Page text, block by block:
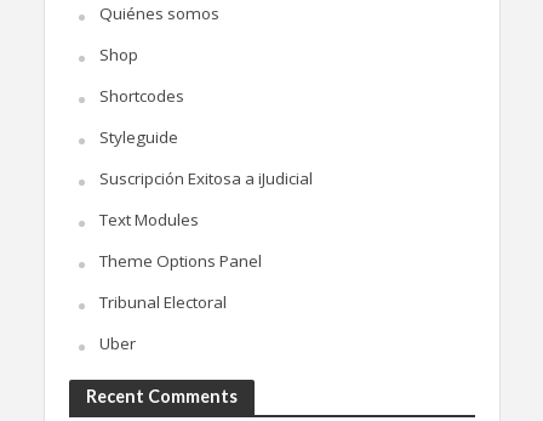
Quiénes somos
Shop
Shortcodes
Styleguide
Suscripción Exitosa a iJudicial
Text Modules
Theme Options Panel
Tribunal Electoral
Uber
Recent Comments